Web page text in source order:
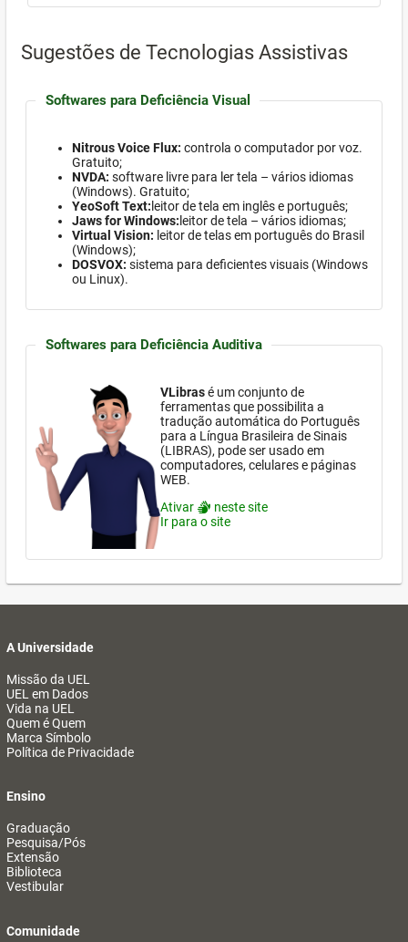
Sugestões de Tecnologias Assistivas
Softwares para Deficiência Visual
Nitrous Voice Flux: controla o computador por voz.
Gratuito;
NVDA: software livre para ler tela – vários idiomas
(Windows). Gratuito;
YeoSoft Text: leitor de tela em inglês e português;
Jaws for Windows: leitor de tela – vários idiomas;
Virtual Vision: leitor de telas em português do Brasil
(Windows);
DOSVOX: sistema para deficientes visuais (Windows
ou Linux).
Softwares para Deficiência Auditiva
VLibrasé um conjunto de
ferramentas que possibilita a
tradução automática do Português
para a Língua Brasileira de Sinais
(LIBRAS), pode ser usado em
computadores, celulares e páginas
WEB.
Ativar
neste site
Ir para o site
A Universidade
Missão da UEL
UEL em Dados
Vida na UEL
Quem é Quem
Marca Símbolo
Política de Privacidade
Ensino
Graduação
Pesquisa/Pós
Extensão
Biblioteca
Vestibular
Comunidade